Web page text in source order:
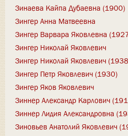
Зинаева Кайпа Дубаевна (1900)
Зингер Анна Матвеевна
Зингер Варвара Яковлевна
Зингер Николай Яковлевич
Зингер Николай Яковлевич
Зингер Петр Яковлевич (1930)
Зингер Яков Яковлевич
Зиннер Александр Карлович
Зиннер Лидия Александровна
Зиновьев Анатолий Яковлевич